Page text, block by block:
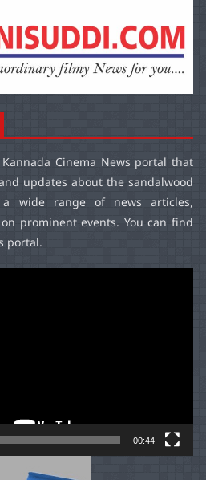
Cinema News portal that
updates about the sandalwood
wide range of news articles,
prominent events. You can find
portal.
00:44